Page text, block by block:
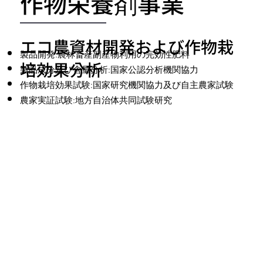
製品開発:農林畜産副産物利用の完効性肥料
製品成分及び含量分析:国家公認分析機関協力
作物栽培効果試験:国家研究機関協力及び自主農家試験
農家実証試験:地方自治体共同試験研究
エコ農資材開発および作物栽
培効果分析